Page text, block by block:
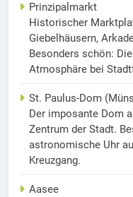
Prinzipalmarkt
Historischer
Giebelhäusern,
Besonders schön:
Atmosphäre bei
St. Paulus-Dom
Der imposante Dom
Zentrum der Stadt.
astronomische Uhr
Kreuzgang.
Aasee